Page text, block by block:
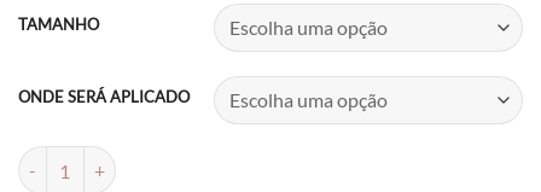
R$18,90
through
R$24,90
TAMANHO
ONDE SERÁ APLICADO
LAÇO INFANTIL BOUTIQUE FITA PARIS quantidade